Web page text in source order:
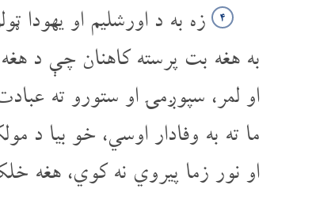
۴
زه به د اورشلیم او
به هغه بت پرسته کاهنان چې د
او لمر، سپوږمۍ او ستورو ته
ما ته به وفادار اوسي، خو بیا
او نور زما پیروي نه کوي، هغه